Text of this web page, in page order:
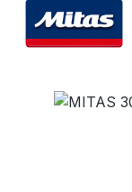
Bildergalerie